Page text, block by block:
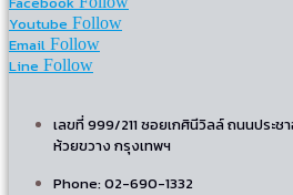
Youtube Follow
Email Follow
Line Follow
เลขที่ 999/211 ซอยเกศินีวิลล์ ถนนประ
ห้วยขวาง กรุงเทพฯ
Phone: 02-690-1332